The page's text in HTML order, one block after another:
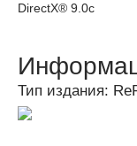
DirectX® 9.0с
Тип издания: